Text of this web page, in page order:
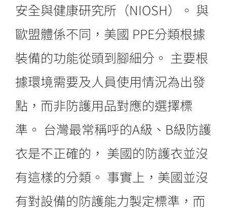
安全與健康研究所（NIOSH）。 與
歐盟體係不同，美國 PPE分類根據
裝備的功能從頭到腳細分。 主要根
據環境需要及人員使用情況為出發
點，而非防護用品對應的選擇標
準。 台灣最常稱呼的A級、B級防護
衣是不正確的， 美國的防護衣並沒
有這樣的分類。 事實上，美國並沒
有對設備的防護能力製定標準，而